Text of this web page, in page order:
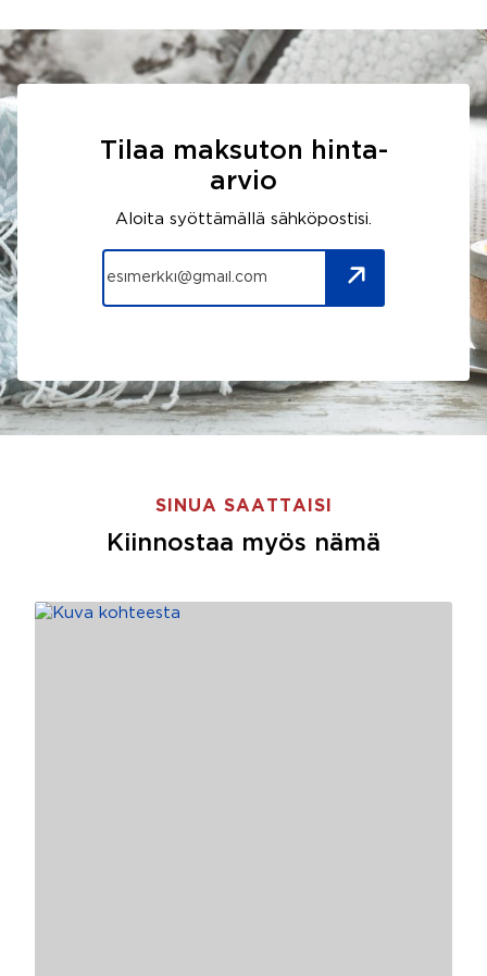
Tilaa maksuton hinta-
arvio
Aloita syöttämällä sähköpostisi.
SINUA SAATTAISI
Kiinnostaa myös nämä